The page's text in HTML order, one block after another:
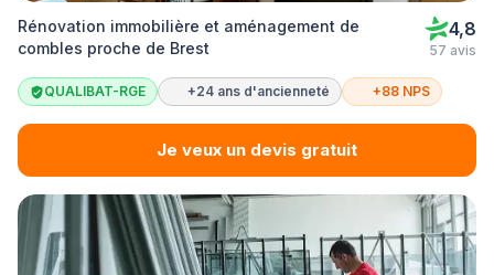
Rénovation immobilière et aménagement de
combles proche de Brest
4,8
57 avis
QUALIBAT-RGE +24 ans d'ancienneté +88 NPS
Je veux un devis gratuit